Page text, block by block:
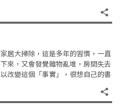
居大掃除，這是多年的習慣，一直
來，又會發覺雜物亂堆，房間失去
改變這個「事實」，很想自己的書